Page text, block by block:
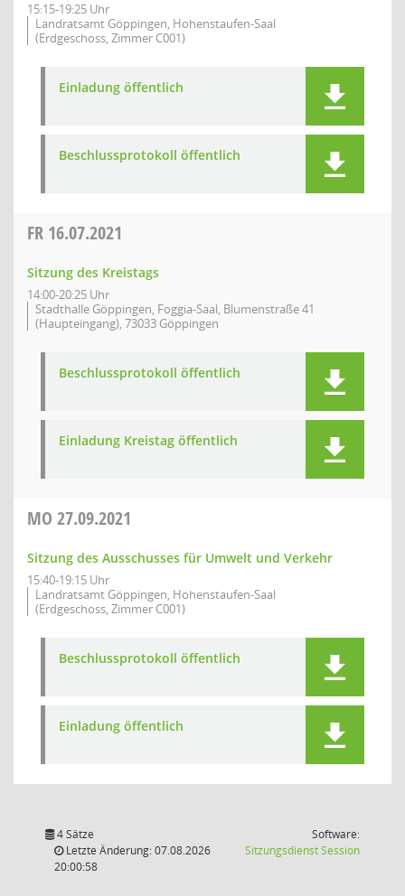
15:15-19:25 Uhr
Landratsamt Göppingen, Hohenstaufen-Saal
(Erdgeschoss, Zimmer C001)
Einladung öffentlich
Beschlussprotokoll öffentlich
FR 16.07.2021
Sitzung des Kreistags
14:00-20:25 Uhr
Stadthalle Göppingen, Foggia-Saal, Blumenstraße 41
(Haupteingang), 73033 Göppingen
Beschlussprotokoll öffentlich
Einladung Kreistag öffentlich
MO 27.09.2021
Sitzung des Ausschusses für Umwelt und Verkehr
15:40-19:15 Uhr
Landratsamt Göppingen, Hohenstaufen-Saal
(Erdgeschoss, Zimmer C001)
Beschlussprotokoll öffentlich
Einladung öffentlich
4 Sätze
Letzte Änderung: 07.08.2026
20:00:58
Software:
SitzungsdienstSession(Wird in